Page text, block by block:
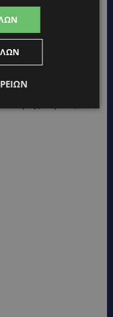
μόνοι μας» – Η
έρευνα